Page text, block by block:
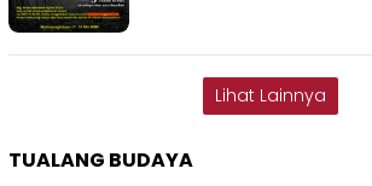
Lihat Lainnya
TUALANG BUDAYA